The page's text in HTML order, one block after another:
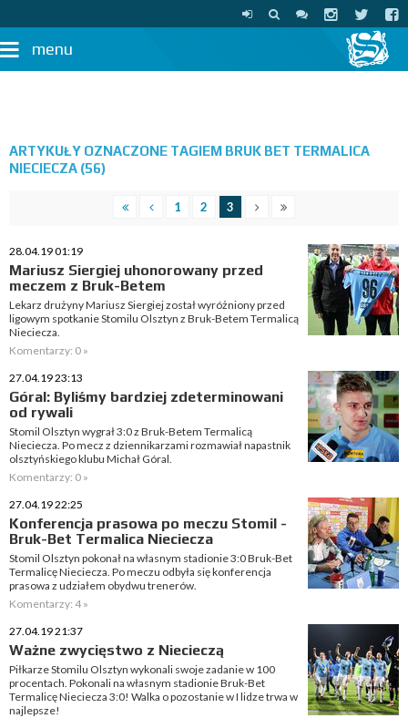
menu
ARTYKUŁY OZNACZONE TAGIEM BRUK BET TERMALICA
NIECIECZA (56)
1 2 3
28.04.19 01:19
Mariusz Siergiej uhonorowany przed
meczem z Bruk-Betem
Lekarz drużyny Mariusz Siergiej został wyróżniony przed
ligowym spotkanie Stomilu Olsztyn z Bruk-Betem Termalicą
Nieciecza.
Komentarzy: 0 »
27.04.19 23:13
Góral: Byliśmy bardziej zdeterminowani
od rywali
Stomil Olsztyn wygrał 3:0 z Bruk-Betem Termalicą
Nieciecza. Po mecz z dziennikarzami rozmawiał napastnik
olsztyńskiego klubu Michał Góral.
Komentarzy: 0 »
27.04.19 22:25
Konferencja prasowa po meczu Stomil -
Bruk-Bet Termalica Nieciecza
Stomil Olsztyn pokonał na własnym stadionie 3:0 Bruk-Bet
Termalicę Nieciecza. Po meczu odbyła się konferencja
prasowa z udziałem obydwu trenerów.
Komentarzy: 4 »
27.04.19 21:37
Ważne zwycięstwo z Niecieczą
Piłkarze Stomilu Olsztyn wykonali swoje zadanie w 100
procentach. Pokonali na własnym stadionie Bruk-Bet
Termalicę Nieciecza 3:0! Walka o pozostanie w I lidze trwa w
najlepsze!